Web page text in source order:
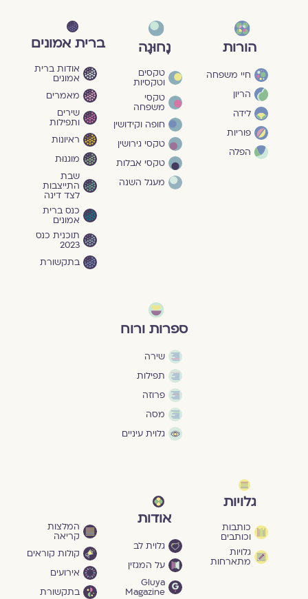
הורות
חיי משפחה
הריון
לידה
פוריות
הפלה
נָחוּגָה
טקסים
וטקסיות
טקסי
משפחה
חופה וקידושין
טקסי גירושין
טקסי אבלות
מעגל השנה
ברית אמונים
אודות ברית
אמונים
מאמרים
שירים
ותפילות
ראיונות
מוגנוּת
שבת
התייצבות
לצד דינה
כנס ברית
אמונים
תוכנית כנס
2023
בתקשורת
ספרות ורוח
שירה
תפילות
פרוזה
מסה
גלוית עיניים
גלויות
כותבות
וכותבים
גלויות
מתארחות
אודות
גלוית לב
על המגזין
Gluya
Magazine
המלצות
קריאה
קולות קוראים
אירועים
בתקשורת